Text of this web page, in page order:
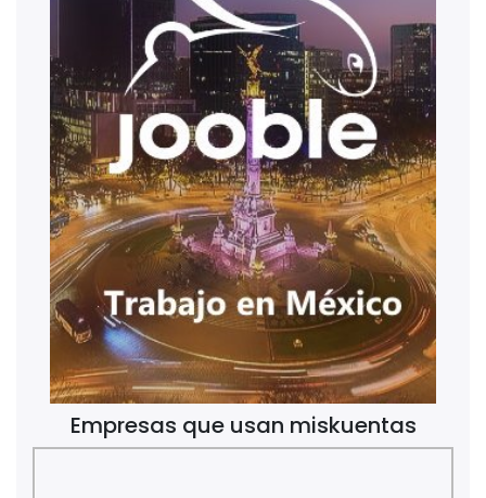
Empresas que usan miskuentas